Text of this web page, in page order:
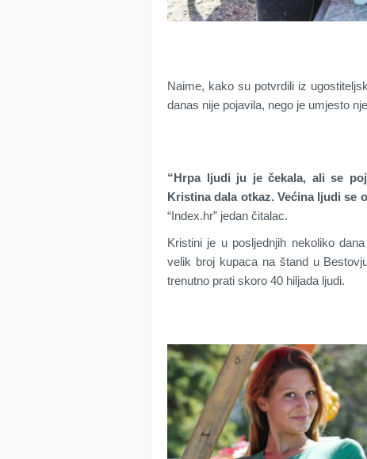
Naime, kako su potvrdili iz
danas nije pojavila, nego je umjesto
“Hrpa ljudi ju je čekala, ali se
Kristina dala otkaz. Većina ljudi se
“Index.hr” jedan čitalac.
Kristini je u posljednjih nekoliko
velik broj kupaca na štand u
trenutno prati skoro 40 hiljada ljudi.